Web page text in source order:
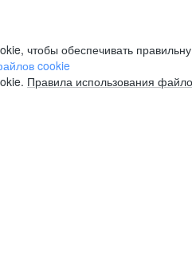
чтобы обеспечивать
cookie
Правила использования